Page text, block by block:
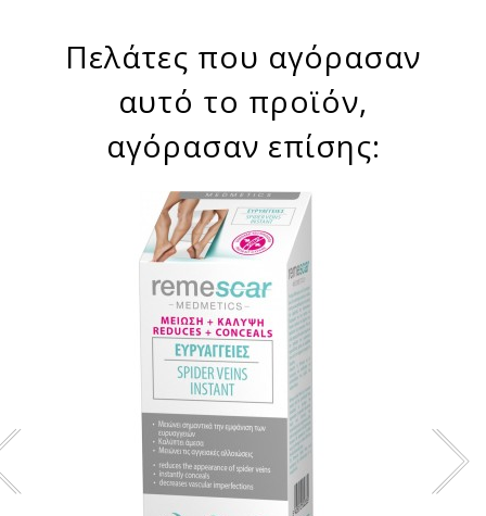
Πελάτες που αγόρασαν
αυτό το προϊόν,
αγόρασαν επίσης: